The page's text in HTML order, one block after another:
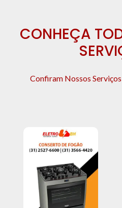
CONHEÇA
Confiram Nossos